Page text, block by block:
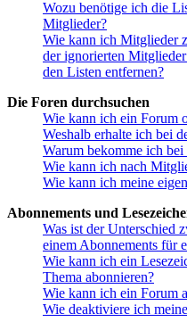
Wozu benötige ich die
Mitglieder?
Wie kann ich Mitglieder
der ignorierten
den Listen entfernen?
Die Foren durchsuchen
Wie kann ich ein Forum
Weshalb erhalte ich bei
Warum bekomme ich bei
Wie kann ich nach
Wie kann ich meine
Abonnements und
Was ist der Unterschied
einem Abonnements für
Wie kann ich ein
Thema abonnieren?
Wie kann ich ein Forum
Wie deaktiviere ich